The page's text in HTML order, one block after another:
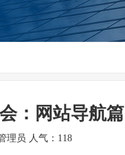
：网站导航篇
理员 人气： 118